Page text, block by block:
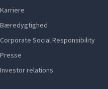
Karriere
Bæredygtighed
Corporate Social Responsibility
Presse
Investor relations